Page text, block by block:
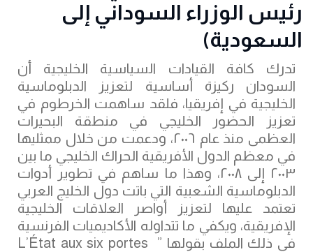
رئيس الوزراء السوداني إلى
السعودية)
تدرك كافة القيادات السياسية الخليجية أن
السودان ركيزة أساسية لتعزيز الدبلوماسية
الخليجية في إفريقيا، فلقد ساهمت الخرطوم في
تعزيز الحضور الخليجي في منطقة البحيرات
العظمى منذ عام ٢٠٠٦، ودعمت من خلال ممثليها
في معظم الدول الأفريقية الحراك الخليجي ما بين
٢٠٠٣ إلى ٢٠٠٨، وهذا ما ساهم في تطوير أدوات
الدبلوماسية الشعبية التي باتت دول الخليج العربي
تعتمد عليها لتعزيز أواصر العلاقات الخليجية
الإفريقية، ويكفي ما تتداوله الأكاديميات الفرنسية
في ذلك الملف بقولها ” L’État aux six portes